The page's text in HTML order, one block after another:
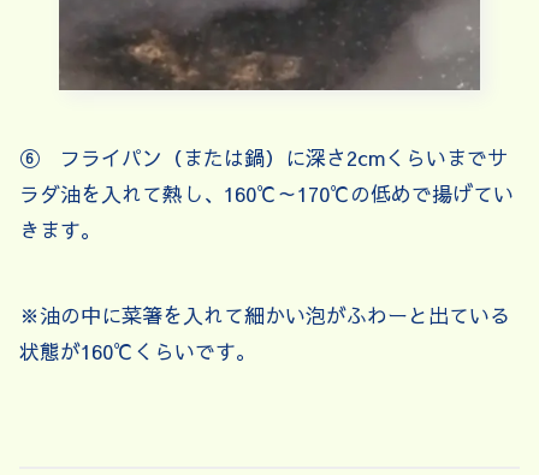
⑥ フライパン（または鍋）に深さ2cmくらいまでサ
ラダ油を入れて熱し、160℃～170℃の低めで揚げてい
きます。
※油の中に菜箸を入れて細かい泡がふわーと出ている
状態が160℃くらいです。